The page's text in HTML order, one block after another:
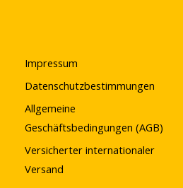
Impressum
Datenschutzbestimmungen
Allgemeine
Geschäftsbedingungen (AGB)
Versicherter internationaler
Versand